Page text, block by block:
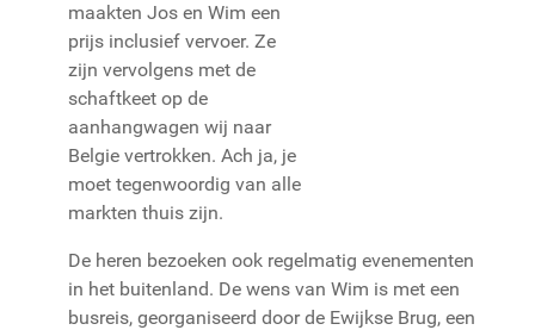
maakten Jos en Wim een
prijs inclusief vervoer. Ze
zijn vervolgens met de
schaftkeet op de
aanhangwagen wij naar
Belgie vertrokken. Ach ja, je
moet tegenwoordig van alle
markten thuis zijn.
De heren bezoeken ook regelmatig evenementen
in het buitenland. De wens van Wim is met een
busreis, georganiseerd door de Ewijkse Brug, een